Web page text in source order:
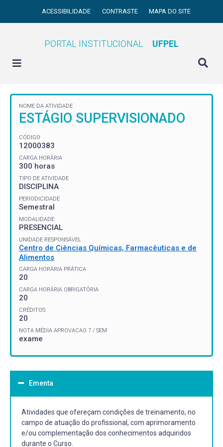
ACESSIBILIDADE CONTRASTE MAPA DO SITE
PORTAL INSTITUCIONAL UFPEL
NOME DA ATIVIDADE
ESTÁGIO SUPERVISIONADO
CÓDIGO
12000383
CARGA HORÁRIA
300 horas
TIPO DE ATIVIDADE
DISCIPLINA
PERIODICIDADE
Semestral
MODALIDADE
PRESENCIAL
UNIDADE RESPONSÁVEL
Centro de Ciências Químicas, Farmacêuticas e de
Alimentos
CARGA HORÁRIA PRÁTICA
20
CARGA HORÁRIA OBRIGATÓRIA
20
CRÉDITOS
20
NOTA MÉDIA APROVACAO 7 / SEM
exame
Ementa
Atividades que ofereçam condições de treinamento, no
campo de atuação do profissional, com aprimoramento
e/ou complementação dos conhecimentos adquiridos
durante o Curso.